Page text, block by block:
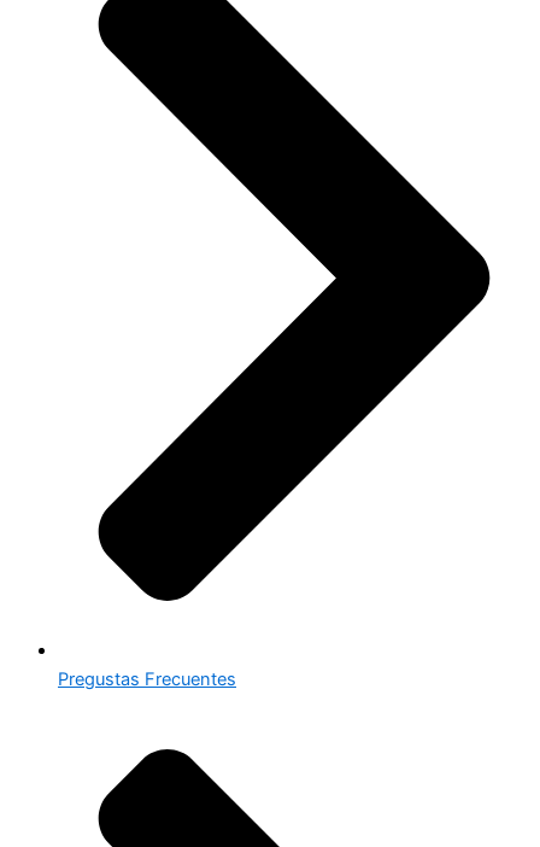
Pregustas Frecuentes